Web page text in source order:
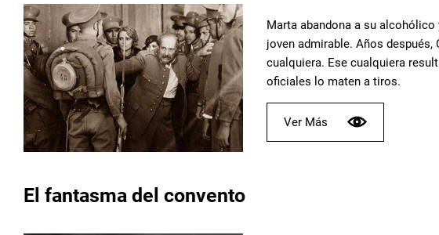
Marta abandona a su
joven admirable. Años
cualquiera. Ese cualquiera
oficiales lo maten a tiros.
Ver Más
El fantasma del convento